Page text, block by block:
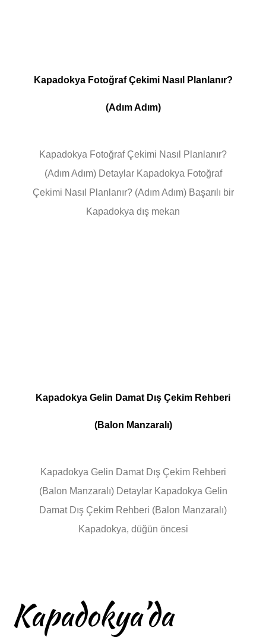
Kapadokya Fotoğraf Çekimi Nasıl Planlanır?
(Adım Adım)
Kapadokya Fotoğraf Çekimi Nasıl Planlanır?
(Adım Adım) Detaylar Kapadokya Fotoğraf
Çekimi Nasıl Planlanır? (Adım Adım) Başarılı bir
Kapadokya dış mekan
Kapadokya Gelin Damat Dış Çekim Rehberi
(Balon Manzaralı)
Kapadokya Gelin Damat Dış Çekim Rehberi
(Balon Manzaralı) Detaylar Kapadokya Gelin
Damat Dış Çekim Rehberi (Balon Manzaralı)
Kapadokya, düğün öncesi
Kapadokya’da